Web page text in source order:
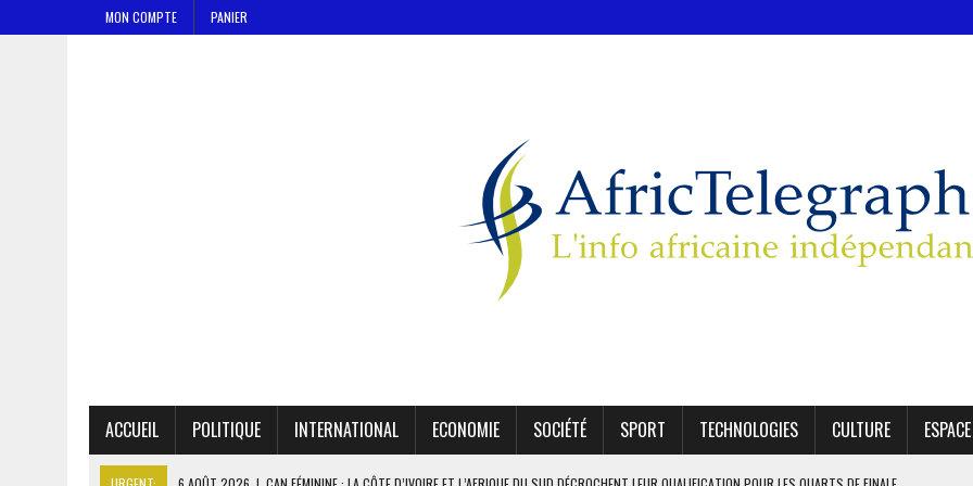
MON COMPTE PANIER
ACCUEIL POLITIQUE INTERNATIONAL ECONOMIE SOCIÉTÉ SPORT TECHNOLOGIES CULTURE